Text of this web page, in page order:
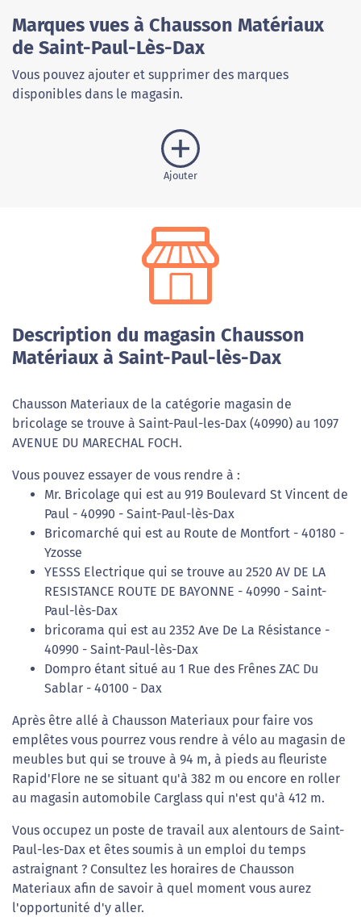
Marques vues à Chausson Matériaux
de Saint-Paul-Lès-Dax
Vous pouvez ajouter et supprimer des marques
disponibles dans le magasin.
Ajouter
Description du magasin Chausson
Matériaux à Saint-Paul-lès-Dax
Chausson Materiaux de la catégorie magasin de
bricolage se trouve à Saint-Paul-les-Dax (40990) au 1097
AVENUE DU MARECHAL FOCH.
Vous pouvez essayer de vous rendre à :
Mr. Bricolage qui est au 919 Boulevard St Vincent de
Paul - 40990 - Saint-Paul-lès-Dax
Bricomarché qui est au Route de Montfort - 40180 -
Yzosse
YESSS Electrique qui se trouve au 2520 AV DE LA
RESISTANCE ROUTE DE BAYONNE - 40990 - Saint-
Paul-lès-Dax
bricorama qui est au 2352 Ave De La Résistance -
40990 - Saint-Paul-lès-Dax
Dompro étant situé au 1 Rue des Frênes ZAC Du
Sablar - 40100 - Dax
Après être allé à Chausson Materiaux pour faire vos
emplêtes vous pourrez vous rendre à vélo au magasin de
meubles but qui se trouve à 94 m, à pieds au fleuriste
Rapid'Flore ne se situant qu'à 382 m ou encore en roller
au magasin automobile Carglass qui n'est qu'à 412 m.
Vous occupez un poste de travail aux alentours de Saint-
Paul-les-Dax et êtes soumis à un emploi du temps
astraignant ? Consultez les horaires de Chausson
Materiaux afin de savoir à quel moment vous aurez
l'opportunité d'y aller.